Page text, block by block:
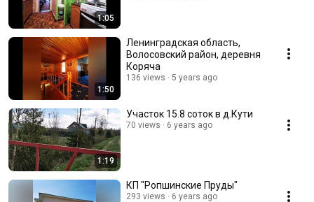
1:05
1:50
Ленинградская область,
Волосовский район, деревня
Коряча
136 views 5 years ago
1:19
Участок 15.8 соток в д.Кути
70 views 6 years ago
КП "Ропшинские Пруды"
293 views 6 years ago